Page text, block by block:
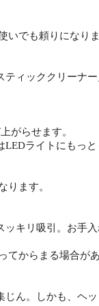
でも頼りになりま
ィッククリーナー
がらせます。
ライトにもっと
ります。
キリ吸引。お手入
からまる場合があ
ん。しかも、ヘッ